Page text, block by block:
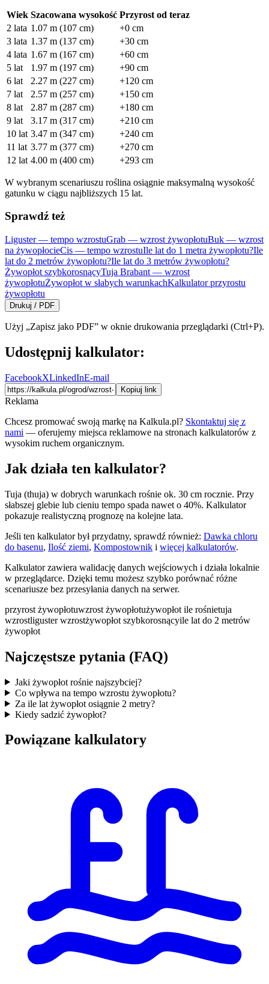
Wiek Szacowana wysokość Przyrost od teraz
2 lata 1.07 m (107 cm) +0 cm
3 lata 1.37 m (137 cm) +30 cm
4 lata 1.67 m (167 cm) +60 cm
5 lat
1.97 m (197 cm) +90 cm
6 lat
2.27 m (227 cm) +120 cm
7 lat
2.57 m (257 cm) +150 cm
8 lat
2.87 m (287 cm) +180 cm
9 lat
3.17 m (317 cm) +210 cm
10 lat 3.47 m (347 cm) +240 cm
11 lat 3.77 m (377 cm) +270 cm
12 lat 4.00 m (400 cm) +293 cm
W wybranym scenariuszu roślina osiągnie maksymalną wysokość
gatunku w ciągu najbliższych 15 lat.
Sprawdź też
Liguster — tempo wzrostuGrab — wzrost żywopłotuBuk — wzrost
na żywopłocieCis — tempo wzrostuIle lat do 1 metra żywopłotu?Ile
lat do 2 metrów żywopłotu?Ile lat do 3 metrów żywopłotu?
Żywopłot szybkorosnącyTuja Brabant — wzrost
żywopłotuŻywopłot w słabych warunkachKalkulator przyrostu
żywopłotu
Drukuj / PDF
Użyj „Zapisz jako PDF” w oknie drukowania przeglądarki (Ctrl+P).
Udostępnij kalkulator:
FacebookXLinkedInE-mail
Kopiuj link
Reklama
Chcesz promować swoją markę na Kalkula.pl? Skontaktuj się z
nami — oferujemy miejsca reklamowe na stronach kalkulatorów z
wysokim ruchem organicznym.
Jak działa ten kalkulator?
Tuja (thuja) w dobrych warunkach rośnie ok. 30 cm rocznie. Przy
słabszej glebie lub cieniu tempo spada nawet o 40%. Kalkulator
pokazuje realistyczną prognozę na kolejne lata.
Jeśli ten kalkulator był przydatny, sprawdź również: Dawka chloru
do basenu, Ilość ziemi, Kompostownik i więcej kalkulatorów.
Kalkulator zawiera walidację danych wejściowych i działa lokalnie
w przeglądarce. Dzięki temu możesz szybko porównać różne
scenariusze bez przesyłania danych na serwer.
przyrost żywopłotuwzrost żywopłotużywopłot ile rośnietuja
wzrostliguster wzrostżywopłot szybkorosnącyile lat do 2 metrów
żywopłot
Najczęstsze pytania (FAQ)
Jaki żywopłot rośnie najszybciej?
Co wpływa na tempo wzrostu żywopłotu?
Za ile lat żywopłot osiągnie 2 metry?
Kiedy sadzić żywopłot?
Powiązane kalkulatory